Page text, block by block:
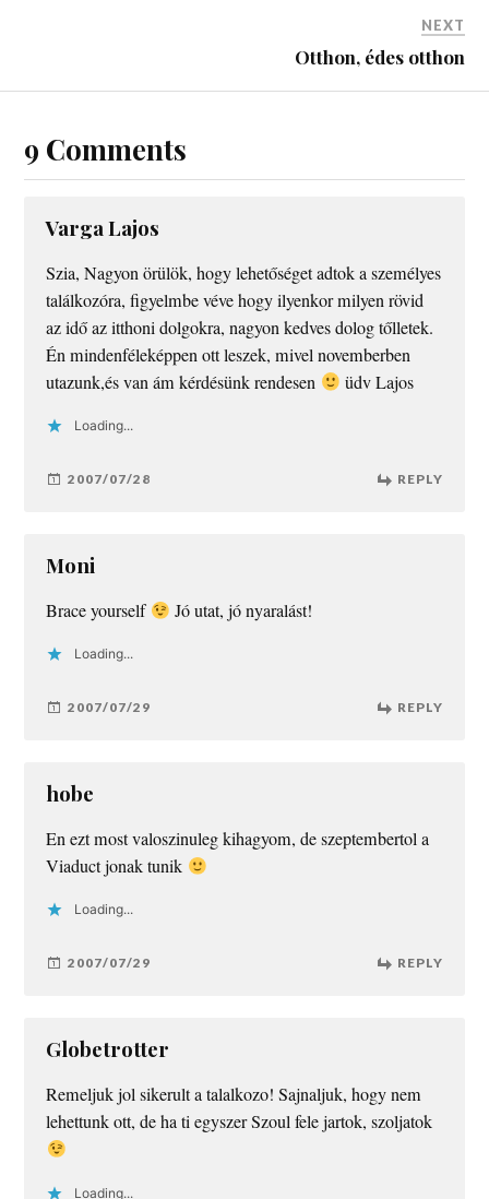
NEXT
Otthon, édes otthon
9 Comments
Varga Lajos
Szia, Nagyon örülök, hogy lehetőséget adtok a személyes
találkozóra, figyelmbe véve hogy ilyenkor milyen rövid
az idő az itthoni dolgokra, nagyon kedves dolog tőlletek.
Én mindenféleképpen ott leszek, mivel novemberben
utazunk,és van ám kérdésünk rendesen
üdv Lajos
Loading...
2007/07/28 REPLY
Moni
Brace yourself Jó utat, jó nyaralást!
Loading...
2007/07/29 REPLY
hobe
En ezt most valoszinuleg kihagyom, de szeptembertol a
Viaduct jonak tunik
Loading...
2007/07/29 REPLY
Globetrotter
Remeljuk jol sikerult a talalkozo! Sajnaljuk, hogy nem
lehettunk ott, de ha ti egyszer Szoul fele jartok, szoljatok
Loading...